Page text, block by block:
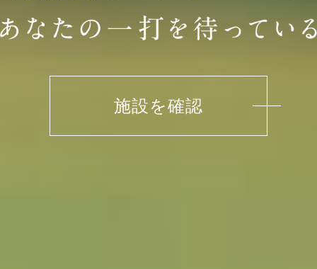
施設を確認